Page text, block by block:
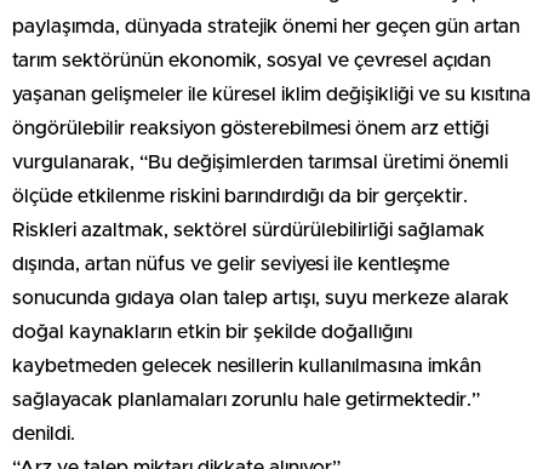
paylaşımda, dünyada stratejik önemi her geçen gün artan
tarım sektörünün ekonomik, sosyal ve çevresel açıdan
yaşanan gelişmeler ile küresel iklim değişikliği ve su kısıtına
öngörülebilir reaksiyon gösterebilmesi önem arz ettiği
vurgulanarak, “Bu değişimlerden tarımsal üretimi önemli
ölçüde etkilenme riskini barındırdığı da bir gerçektir.
Riskleri azaltmak, sektörel sürdürülebilirliği sağlamak
dışında, artan nüfus ve gelir seviyesi ile kentleşme
sonucunda gıdaya olan talep artışı, suyu merkeze alarak
doğal kaynakların etkin bir şekilde doğallığını
kaybetmeden gelecek nesillerin kullanılmasına imkân
sağlayacak planlamaları zorunlu hale getirmektedir.”
denildi.